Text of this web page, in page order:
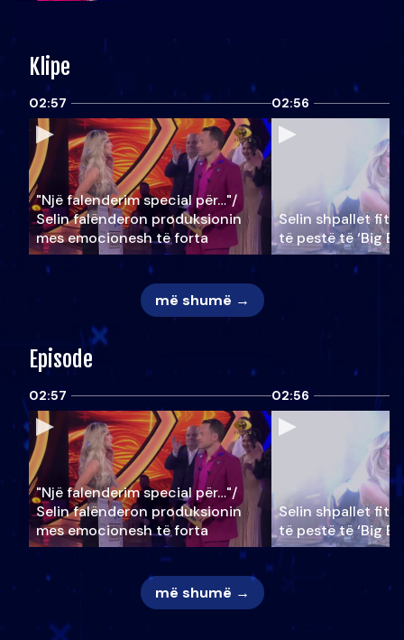
Klipe
02:57
"Një falenderim special për…"/
Selin falënderon produksionin
mes emocionesh të forta
02:56
Selin shpallet
të pestë të ‘Big
më shumë →
Episode
02:57
"Një falenderim special për…"/
Selin falënderon produksionin
mes emocionesh të forta
02:56
Selin shpallet
të pestë të ‘Big
më shumë →